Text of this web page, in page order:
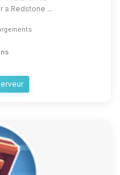
a Redstone ...